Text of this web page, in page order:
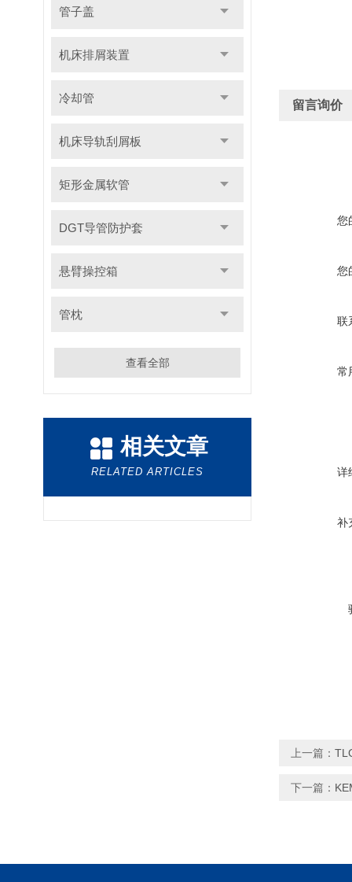
管子盖
机床排屑装置
冷却管
机床导轨刮屑板
矩形金属软管
DGT导管防护套
悬臂操控箱
管枕
查看全部
相关文章
RELATED ARTICLES
留言询价
您
您
联
常
详
补
上一篇：
下一篇：